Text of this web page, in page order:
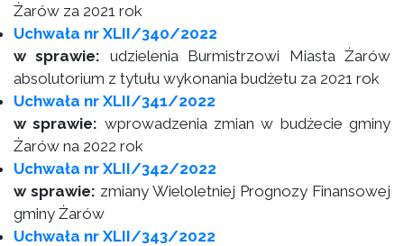
Żarów za 2021 rok
Uchwała nr XLII/340/2022
w sprawie: udzielenia Burmistrzowi Miasta Żarów
absolutorium z tytułu wykonania budżetu za 2021 rok
Uchwała nr XLII/341/2022
w sprawie: wprowadzenia zmian w budżecie gminy
Żarów na 2022 rok
Uchwała nr XLII/342/2022
w sprawie: zmiany Wieloletniej Prognozy Finansowej
gminy Żarów
Uchwała nr XLII/343/2022